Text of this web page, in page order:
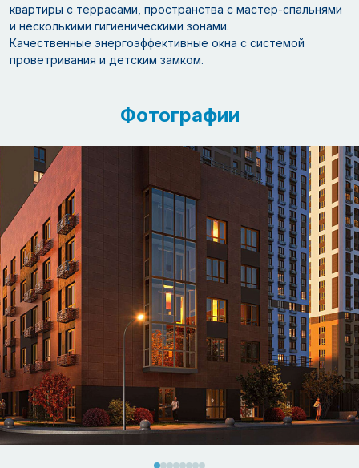
квартиры с террасами, пространства с мастер-спальнями
и несколькими гигиеническими зонами.
Качественные энергоэффективные окна с системой
проветривания и детским замком.
Фотографии